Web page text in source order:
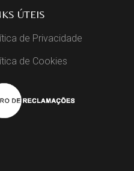
ÚTEIS
de Privacidade
de Cookies